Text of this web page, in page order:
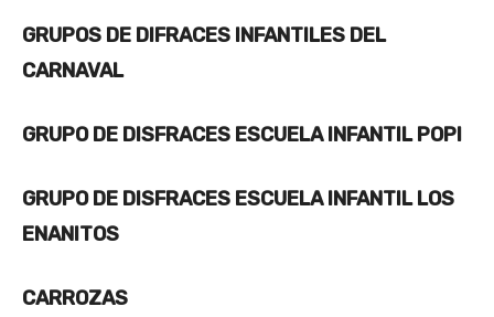
GRUPOS DE DIFRACES INFANTILES DEL
CARNAVAL
GRUPO DE DISFRACES ESCUELA INFANTIL POPI
GRUPO DE DISFRACES ESCUELA INFANTIL LOS
ENANITOS
CARROZAS